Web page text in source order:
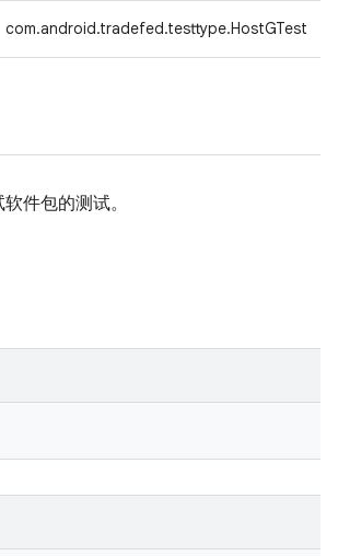
com.android.tradefed.testtype.HostGTest
件包的测试。